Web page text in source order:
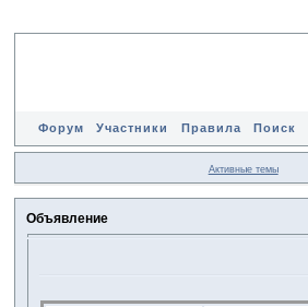
Форум Участники Правила Поиск
Активные темы
Объявление